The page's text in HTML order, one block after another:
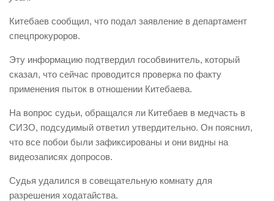
Китебаев сообщил, что подал заявление в департамент
спецпрокуроров.
Эту информацию подтвердил гособвинитель, который
сказал, что сейчас проводится проверка по факту
применения пыток в отношении Китебаева.
На вопрос судьи, обращался ли Китебаев в медчасть в
СИЗО, подсудимый ответил утвердительно. Он пояснил,
что все побои были зафиксированы и они видны на
видеозаписях допросов.
Судья удалился в совещательную комнату для
разрешения ходатайства.